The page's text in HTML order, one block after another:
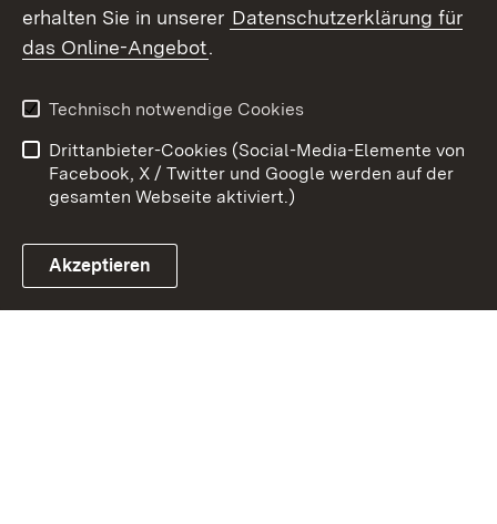
Link zum Landesportal
Kontakt
Barrierefreiheit
Impressum
Cookies
erhalten Sie in unserer Datenschutzerklärung für
das Online-Angebot.
Technisch notwendige Cookies
Drittanbieter-Cookies (Social-Media-Elemente von
Facebook, X / Twitter und Google werden auf der
gesamten Webseite aktiviert.)
Akzeptieren